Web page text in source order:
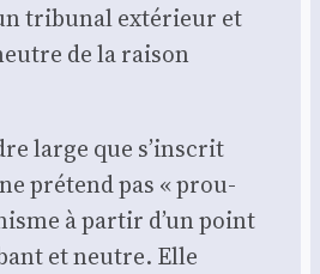
tri­bu­nal exté­rieur et
de la rai­son
large que s’inscrit
pré­tend pas « prou­
à par­tir d’un point
et neutre. Elle